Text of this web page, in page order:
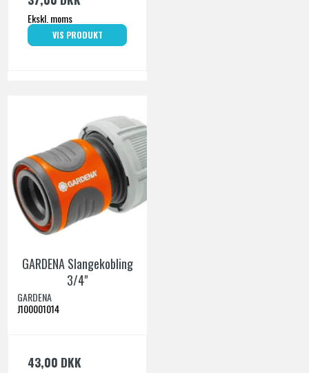
Ekskl. moms
VIS PRODUKT
GARDENA Slangekobling
3/4"
GARDENA
J100001014
43,00 DKK